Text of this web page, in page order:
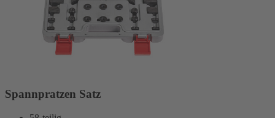
Spannpratzen Satz